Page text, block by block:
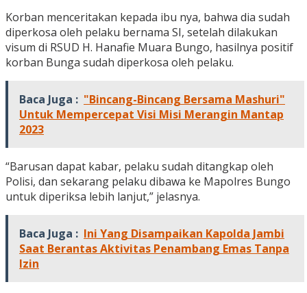
Korban menceritakan kepada ibu nya, bahwa dia sudah
diperkosa oleh pelaku bernama SI, setelah dilakukan
visum di RSUD H. Hanafie Muara Bungo, hasilnya positif
korban Bunga sudah diperkosa oleh pelaku.
Baca Juga : "Bincang-Bincang Bersama Mashuri"
Untuk Mempercepat Visi Misi Merangin Mantap
2023
“Barusan dapat kabar, pelaku sudah ditangkap oleh
Polisi, dan sekarang pelaku dibawa ke Mapolres Bungo
untuk diperiksa lebih lanjut,” jelasnya.
Baca Juga : Ini Yang Disampaikan Kapolda Jambi
Saat Berantas Aktivitas Penambang Emas Tanpa
Izin